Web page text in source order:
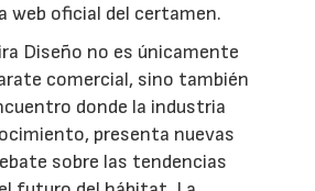
web oficial del certamen.
Diseño no es únicamente
comercial, sino también
donde la industria
presenta nuevas
sobre las tendencias